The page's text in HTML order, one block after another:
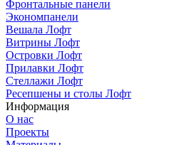
Фронтальные панели
Экономпанели
Вешала Лофт
Витрины Лофт
Островки Лофт
Прилавки Лофт
Стеллажи Лофт
Ресепшены и столы Лофт
Информация
О нас
Проекты